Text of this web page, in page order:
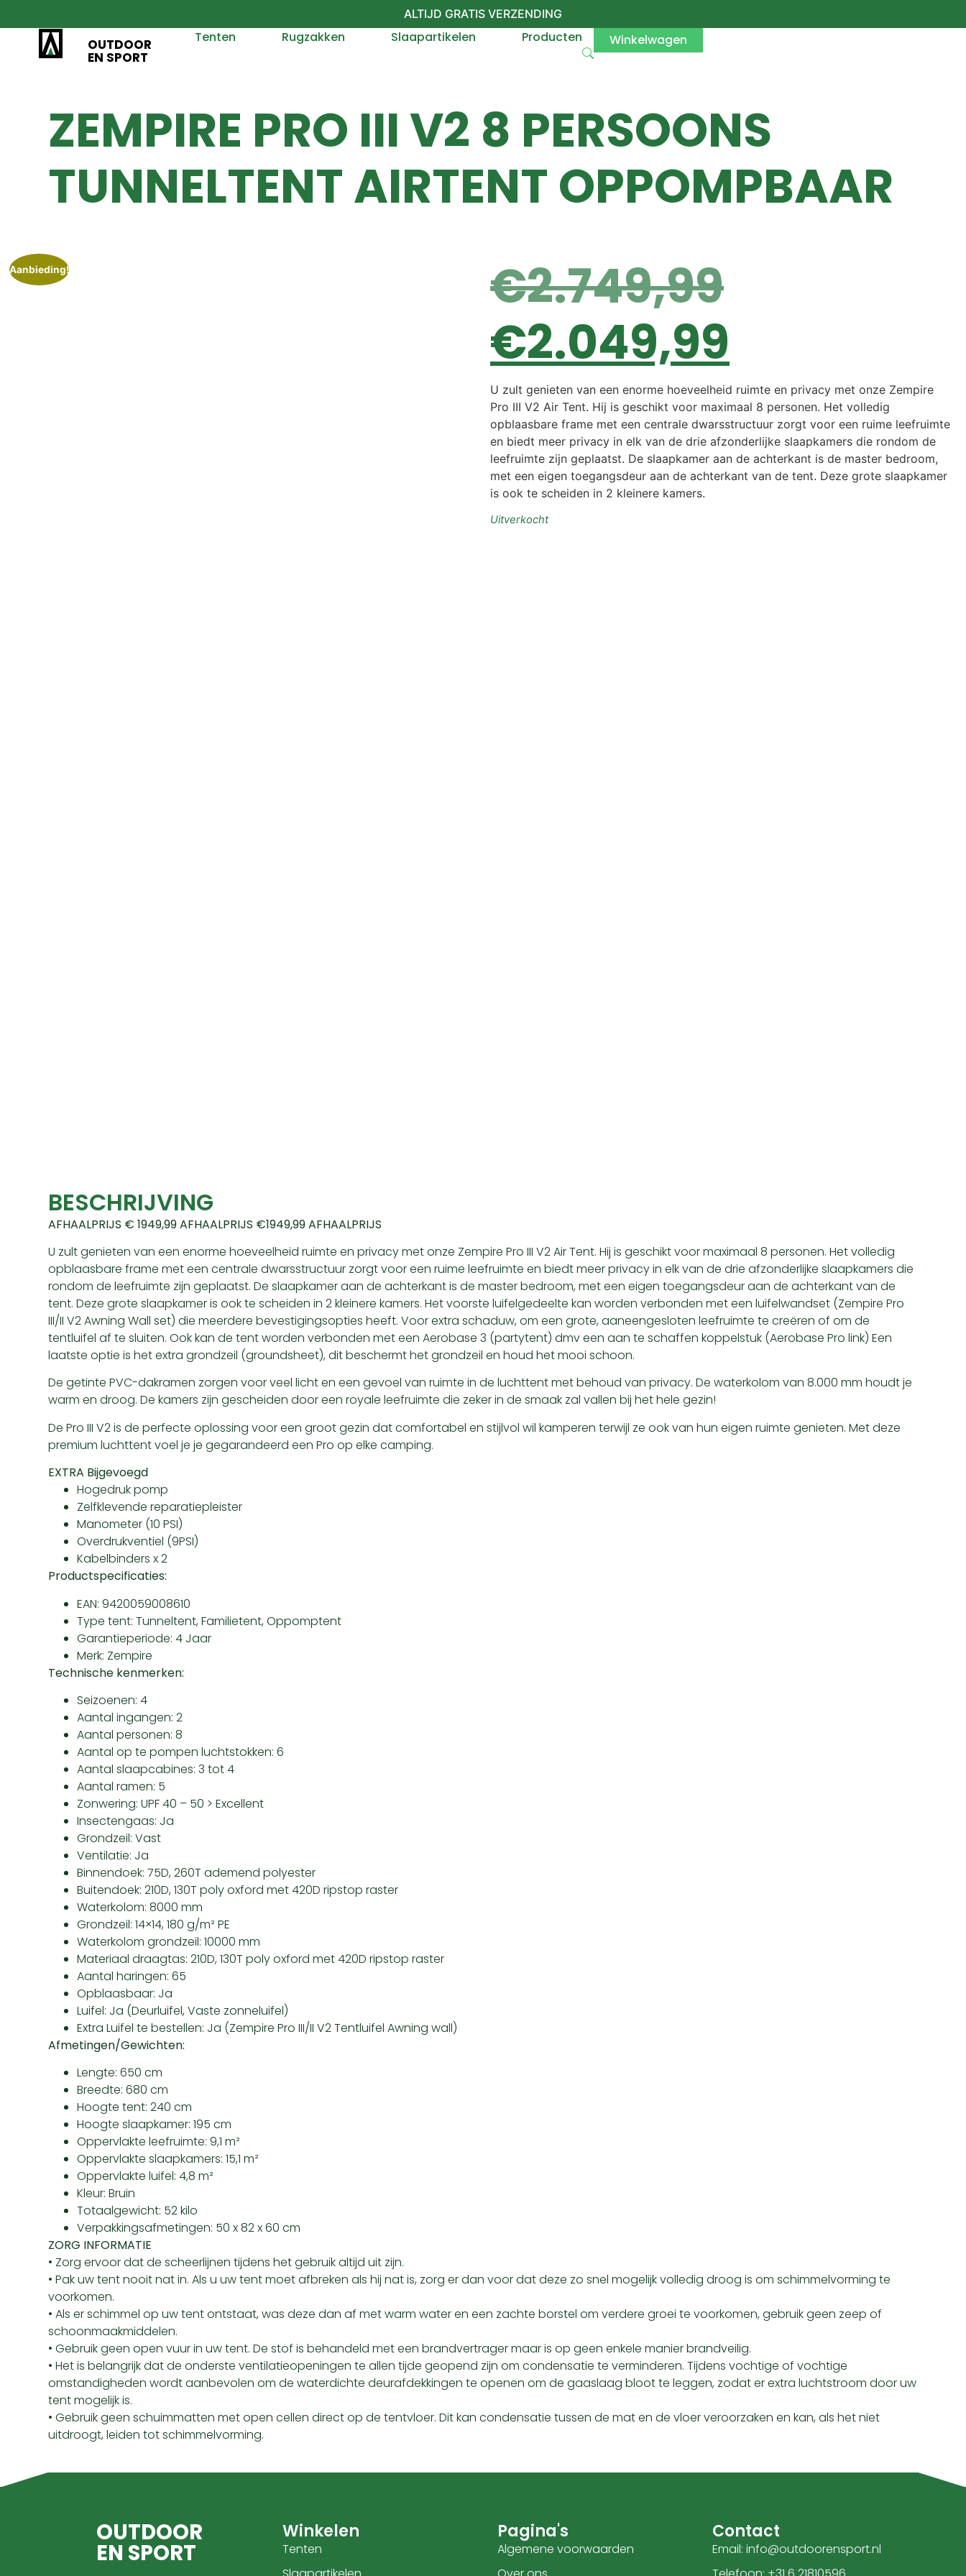
ALTIJD GRATIS VERZENDING
OUTDOOR
EN SPORT
Tenten Rugzakken Slaapartikelen Producten Winkelwagen
ZEMPIRE PRO III V2 8 PERSOONS
TUNNELTENT AIRTENT OPPOMPBAAR
Aanbieding! €2.749,99
€2.049,99
U zult genieten van een enorme hoeveelheid ruimte en privacy met onze Zempire
Pro III V2 Air Tent. Hij is geschikt voor maximaal 8 personen. Het volledig
opblaasbare frame met een centrale dwarsstructuur zorgt voor een ruime leefruimte
en biedt meer privacy in elk van de drie afzonderlijke slaapkamers die rondom de
leefruimte zijn geplaatst. De slaapkamer aan de achterkant is de master bedroom,
met een eigen toegangsdeur aan de achterkant van de tent. Deze grote slaapkamer
is ook te scheiden in 2 kleinere kamers.
Uitverkocht
BESCHRIJVING
AFHAALPRIJS € 1949,99 AFHAALPRIJS €1949,99 AFHAALPRIJS
U zult genieten van een enorme hoeveelheid ruimte en privacy met onze Zempire Pro III V2 Air Tent. Hij is geschikt voor maximaal 8 personen. Het volledig
opblaasbare frame met een centrale dwarsstructuur zorgt voor een ruime leefruimte en biedt meer privacy in elk van de drie afzonderlijke slaapkamers die
rondom de leefruimte zijn geplaatst. De slaapkamer aan de achterkant is de master bedroom, met een eigen toegangsdeur aan de achterkant van de
tent. Deze grote slaapkamer is ook te scheiden in 2 kleinere kamers. Het voorste luifelgedeelte kan worden verbonden met een luifelwandset (Zempire Pro
III/II V2 Awning Wall set) die meerdere bevestigingsopties heeft. Voor extra schaduw, om een grote, aaneengesloten leefruimte te creëren of om de
tentluifel af te sluiten. Ook kan de tent worden verbonden met een Aerobase 3 (partytent) dmv een aan te schaffen koppelstuk (Aerobase Pro link) Een
laatste optie is het extra grondzeil (groundsheet), dit beschermt het grondzeil en houd het mooi schoon.
De getinte PVC-dakramen zorgen voor veel licht en een gevoel van ruimte in de luchttent met behoud van privacy. De waterkolom van 8.000 mm houdt je
warm en droog. De kamers zijn gescheiden door een royale leefruimte die zeker in de smaak zal vallen bij het hele gezin!
De Pro III V2 is de perfecte oplossing voor een groot gezin dat comfortabel en stijlvol wil kamperen terwijl ze ook van hun eigen ruimte genieten. Met deze
premium luchttent voel je je gegarandeerd een Pro op elke camping.
EXTRA Bijgevoegd
Hogedruk pomp
Zelfklevende reparatiepleister
Manometer (10 PSI)
Overdrukventiel (9PSI)
Kabelbinders x 2
Productspecificaties:
EAN: 9420059008610
Type tent: Tunneltent, Familietent, Oppomptent
Garantieperiode: 4 Jaar
Merk: Zempire
Technische kenmerken:
Seizoenen: 4
Aantal ingangen: 2
Aantal personen: 8
Aantal op te pompen luchtstokken: 6
Aantal slaapcabines: 3 tot 4
Aantal ramen: 5
Zonwering: UPF 40 – 50 > Excellent
Insectengaas: Ja
Grondzeil: Vast
Ventilatie: Ja
Binnendoek: 75D, 260T ademend polyester
Buitendoek: 210D, 130T poly oxford met 420D ripstop raster
Waterkolom: 8000 mm
Grondzeil: 14×14, 180 g/m² PE
Waterkolom grondzeil: 10000 mm
Materiaal draagtas: 210D, 130T poly oxford met 420D ripstop raster
Aantal haringen: 65
Opblaasbaar: Ja
Luifel: Ja (Deurluifel, Vaste zonneluifel)
Extra Luifel te bestellen: Ja (Zempire Pro III/II V2 Tentluifel Awning wall)
Afmetingen/Gewichten:
Lengte: 650 cm
Breedte: 680 cm
Hoogte tent: 240 cm
Hoogte slaapkamer: 195 cm
Oppervlakte leefruimte: 9,1 m²
Oppervlakte slaapkamers: 15,1 m²
Oppervlakte luifel: 4,8 m²
Kleur: Bruin
Totaalgewicht: 52 kilo
Verpakkingsafmetingen: 50 x 82 x 60 cm
ZORG INFORMATIE
• Zorg ervoor dat de scheerlijnen tijdens het gebruik altijd uit zijn.
• Pak uw tent nooit nat in. Als u uw tent moet afbreken als hij nat is, zorg er dan voor dat deze zo snel mogelijk volledig droog is om schimmelvorming te
voorkomen.
• Als er schimmel op uw tent ontstaat, was deze dan af met warm water en een zachte borstel om verdere groei te voorkomen, gebruik geen zeep of
schoonmaakmiddelen.
• Gebruik geen open vuur in uw tent. De stof is behandeld met een brandvertrager maar is op geen enkele manier brandveilig.
• Het is belangrijk dat de onderste ventilatieopeningen te allen tijde geopend zijn om condensatie te verminderen. Tijdens vochtige of vochtige
omstandigheden wordt aanbevolen om de waterdichte deurafdekkingen te openen om de gaaslaag bloot te leggen, zodat er extra luchtstroom door uw
tent mogelijk is.
• Gebruik geen schuimmatten met open cellen direct op de tentvloer. Dit kan condensatie tussen de mat en de vloer veroorzaken en kan, als het niet
uitdroogt, leiden tot schimmelvorming.
OUTDOOR
EN SPORT
Winkelen
Tenten
Pagina's
Algemene voorwaarden
Contact
Email: info@outdoorensport.nl